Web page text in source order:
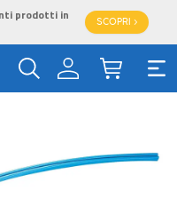
prodotti in
SCOPRI >